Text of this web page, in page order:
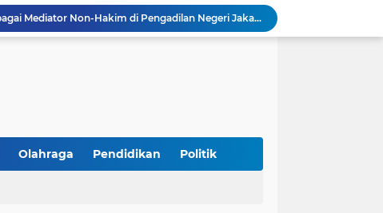
Resmi Terdaftar sebagai Mediator Non-Hakim di Pengadilan Negeri Jakarta Selatan, Yandri, S.H. Siap Mengedepankan Keadilan Melalui Jalur Perdamaian
Yandri SH Kawal APDESI di Gugatan PSN PIK 2, Tegaskan Komitmen pada Supremasi Hukum
ketua LBH DEWAN ADAT BAMUS BETAWI Sapto Wibowo S, S.H. Jalih Pitoeng Salah Alamat Mengenai Statement di Media
Olahraga Pendidikan Politik